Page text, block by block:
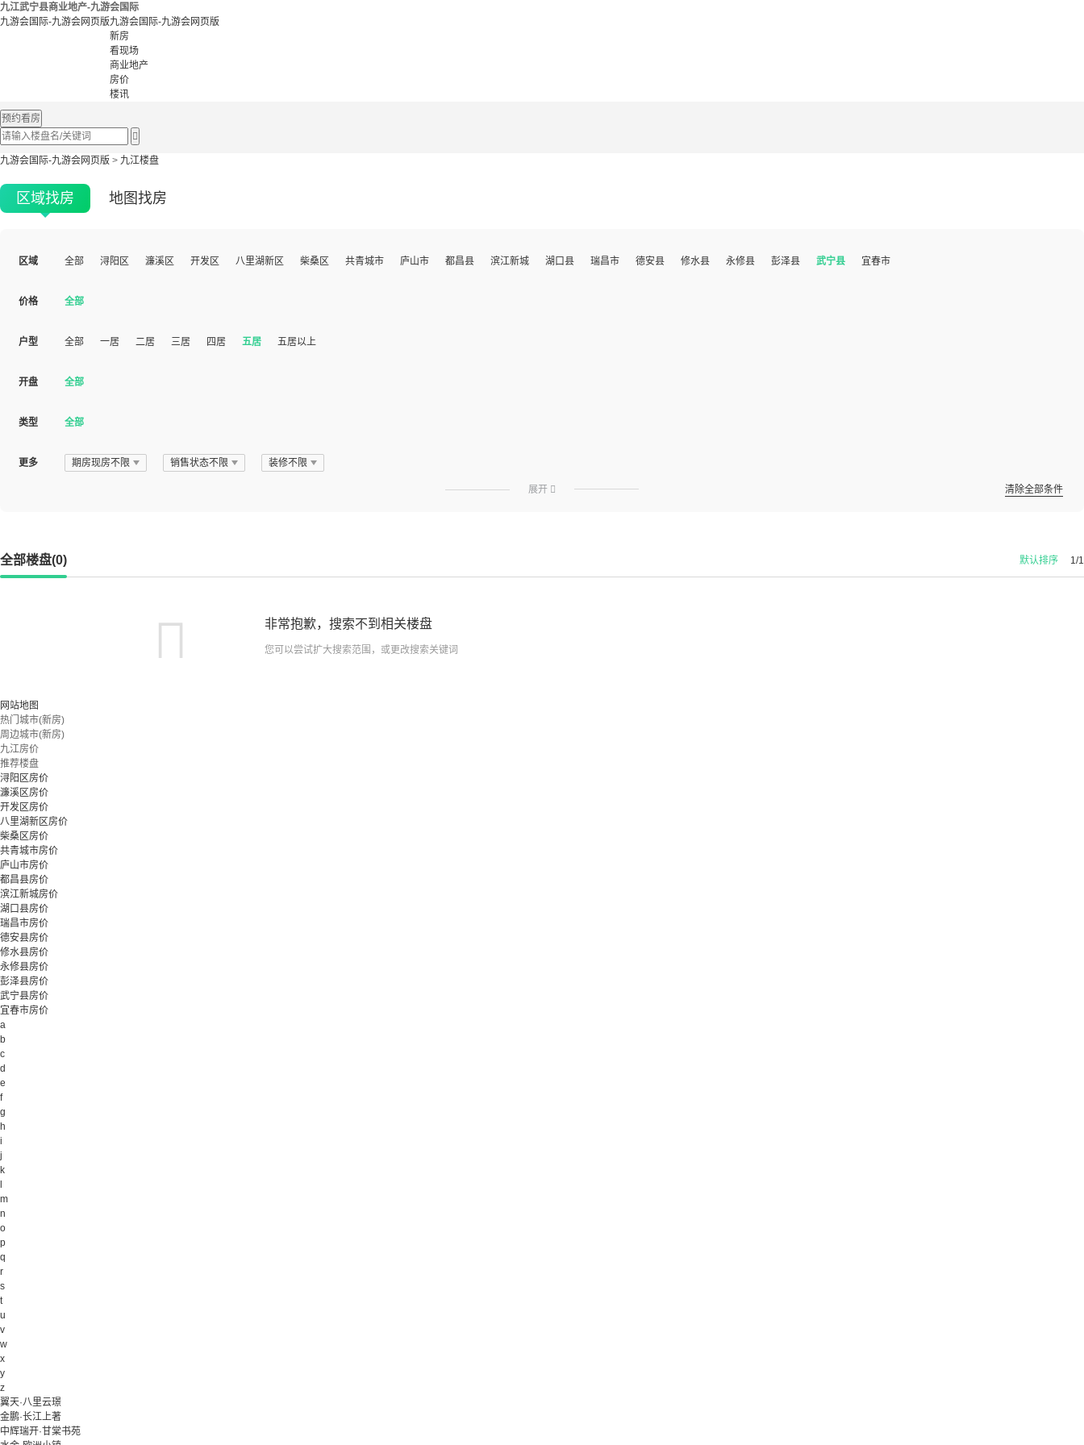
九江武宁县商业地产-九游会国际
九游会国际-九游会网页版九游会国际-九游会网页版
新房
看现场
商业地产
房价
楼讯
预约看房

九游会国际-九游会网页版 > 九江楼盘
区域找房 地图找房
区域 全部 浔阳区 濂溪区 开发区 八里湖新区 柴桑区 共青城市 庐山市 都昌县 滨江新城 湖口县 瑞昌市 德安县 修水县 永修县 彭泽县 武宁县 宜春市
价格 全部
户型 全部 一居 二居 三居 四居 五居 五居以上
开盘 全部
类型 全部
更多 期房现房不限 销售状态不限 装修不限
展开  清除全部条件
全部楼盘(0) 1/1
默认排序
非常抱歉，搜索不到相关楼盘
您可以尝试扩大搜索范围，或更改搜索关键词
网站地图
热门城市(新房)
周边城市(新房)
九江房价
推荐楼盘
浔阳区房价
濂溪区房价
开发区房价
八里湖新区房价
柴桑区房价
共青城市房价
庐山市房价
都昌县房价
滨江新城房价
湖口县房价
瑞昌市房价
德安县房价
修水县房价
永修县房价
彭泽县房价
武宁县房价
宜春市房价
a
b
c
d
e
f
g
h
i
j
k
m
n
o
p
q
r
s
t
u
v
w
x
y
z
翼天·八里云璟
金鹏·长江上著
中辉瑞开·甘棠书苑